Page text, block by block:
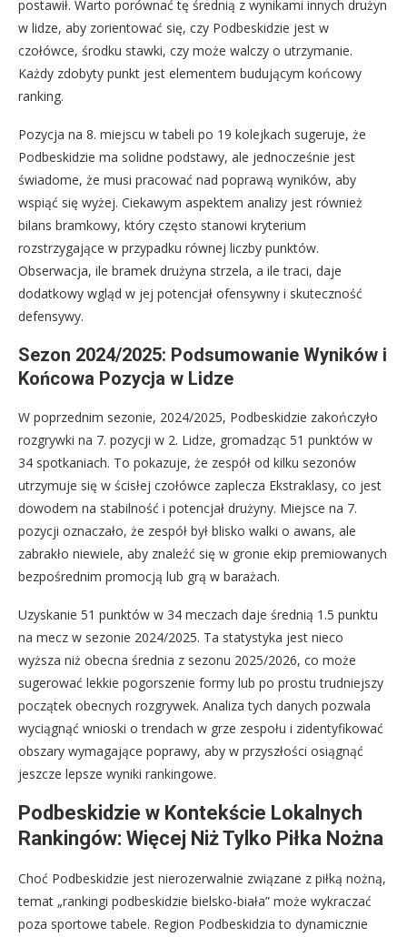
postawił. Warto porównać tę średnią z wynikami innych drużyn
w lidze, aby zorientować się, czy Podbeskidzie jest w
czołówce, środku stawki, czy może walczy o utrzymanie.
Każdy zdobyty punkt jest elementem budującym końcowy
ranking.
Pozycja na 8. miejscu w tabeli po 19 kolejkach sugeruje, że
Podbeskidzie ma solidne podstawy, ale jednocześnie jest
świadome, że musi pracować nad poprawą wyników, aby
wspiąć się wyżej. Ciekawym aspektem analizy jest również
bilans bramkowy, który często stanowi kryterium
rozstrzygające w przypadku równej liczby punktów.
Obserwacja, ile bramek drużyna strzela, a ile traci, daje
dodatkowy wgląd w jej potencjał ofensywny i skuteczność
defensywy.
Sezon 2024/2025: Podsumowanie Wyników i
Końcowa Pozycja w Lidze
W poprzednim sezonie, 2024/2025, Podbeskidzie zakończyło
rozgrywki na 7. pozycji w 2. Lidze, gromadząc 51 punktów w
34 spotkaniach. To pokazuje, że zespół od kilku sezonów
utrzymuje się w ścisłej czołówce zaplecza Ekstraklasy, co jest
dowodem na stabilność i potencjał drużyny. Miejsce na 7.
pozycji oznaczało, że zespół był blisko walki o awans, ale
zabrakło niewiele, aby znaleźć się w gronie ekip premiowanych
bezpośrednim promocją lub grą w barażach.
Uzyskanie 51 punktów w 34 meczach daje średnią 1.5 punktu
na mecz w sezonie 2024/2025. Ta statystyka jest nieco
wyższa niż obecna średnia z sezonu 2025/2026, co może
sugerować lekkie pogorszenie formy lub po prostu trudniejszy
początek obecnych rozgrywek. Analiza tych danych pozwala
wyciągnąć wnioski o trendach w grze zespołu i zidentyfikować
obszary wymagające poprawy, aby w przyszłości osiągnąć
jeszcze lepsze wyniki rankingowe.
Podbeskidzie w Kontekście Lokalnych
Rankingów: Więcej Niż Tylko Piłka Nożna
Choć Podbeskidzie jest nierozerwalnie związane z piłką nożną,
temat „rankingi podbeskidzie bielsko-biała” może wykraczać
poza sportowe tabele. Region Podbeskidzia to dynamicznie